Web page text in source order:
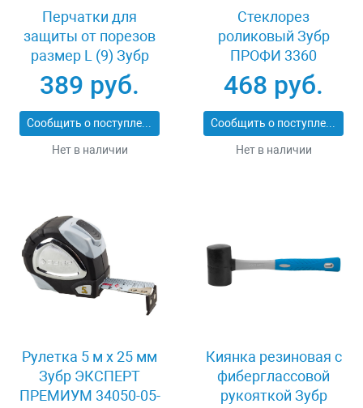
Перчатки для
защиты от порезов
размер L (9) Зубр
11277-L
389 руб.
Сообщить о поступлении
Нет в наличии
Стеклорез
роликовый Зубр
ПРОФИ 3360
468 руб.
Сообщить о поступлении
Нет в наличии
Рулетка 5 м x 25 мм
Зубр ЭКСПЕРТ
ПРЕМИУМ 34050-05-
Киянка резиновая с
фиберглассовой
рукояткой Зубр